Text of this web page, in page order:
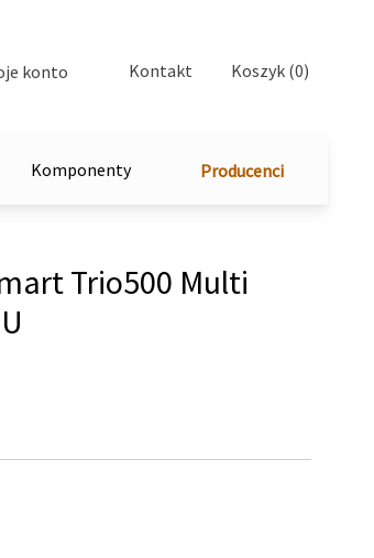
konto Kontakt Koszyk (0)
Komponenty Producenci
Trio500 Multi